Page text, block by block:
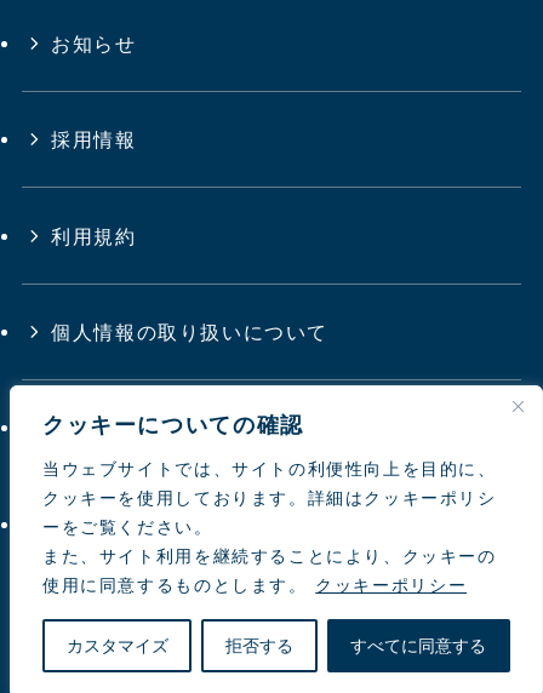
クッキーについての確認
当ウェブサイトでは、サイトの利便性向上を目的に、
クッキーを使用しております。詳細はクッキーポリシ
ーをご覧ください。
また、サイト利用を継続することにより、クッキーの
使用に同意するものとします。
クッキーポリシー
カスタマイズ 拒否する すべてに同意する
お知らせ
採用情報
利用規約
個人情報の取り扱いについて
サイトマップ
お問い合わせ
© 1997-
2026 NIPPON TOYOUKE